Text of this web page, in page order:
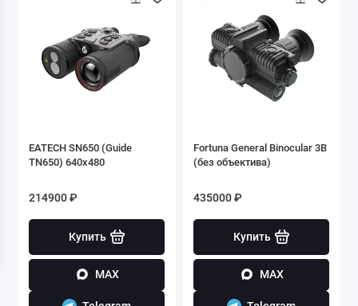
EATECH SN650 (Guide
TN650) 640x480
214900 ₽
Купить
MAX
Fortuna General Binocular 3B
(без объектива)
435000 ₽
Купить
MAX